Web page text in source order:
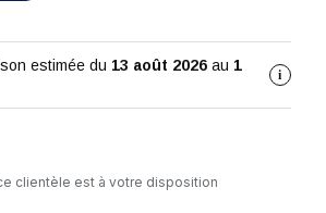
estimée du 13 août 2026 au 1
i
clientèle est à votre disposition